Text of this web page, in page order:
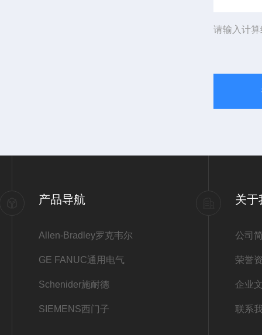
请输入计
产品导航
Allen-Bradley罗克韦尔
GE FANUC通用电气
Schenider施耐德
SIEMENS西门子
关于
公司
荣誉
企业
联系